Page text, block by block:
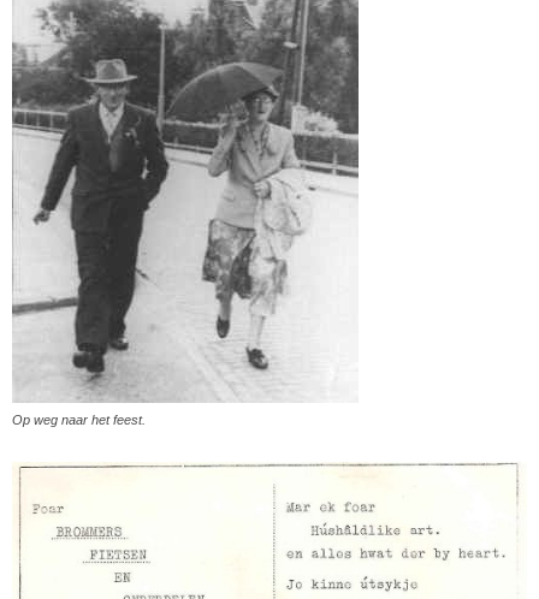
Op weg naar het feest.